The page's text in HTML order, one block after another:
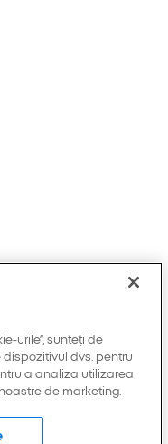
urile”, sunteți de
dvs. pentru
a analiza utilizarea
de marketing.